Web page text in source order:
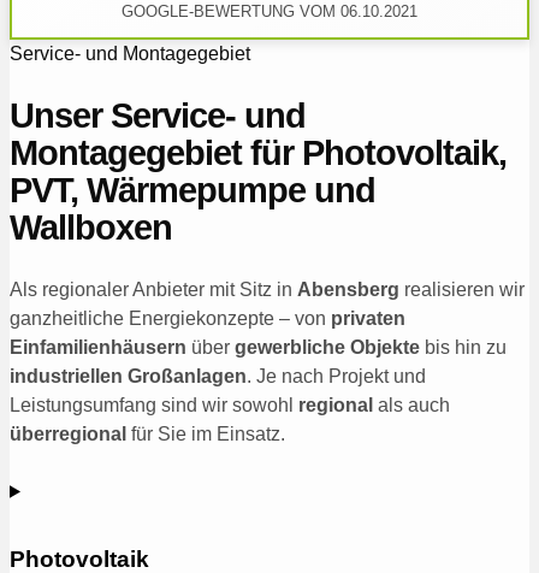
GOOGLE-BEWERTUNG VOM 06.10.2021
Service- und Montagegebiet
Unser Service- und
Montagegebiet für Photovoltaik,
PVT, Wärmepumpe und
Wallboxen
Als regionaler Anbieter mit Sitz in Abensberg realisieren wir
ganzheitliche Energiekonzepte – von privaten
Einfamilienhäusern über gewerbliche Objekte bis hin zu
industriellen Großanlagen. Je nach Projekt und
Leistungsumfang sind wir sowohl regional als auch
überregional für Sie im Einsatz.
Photovoltaik